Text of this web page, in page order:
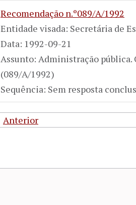
Recomendação n.º089/A/1992
Entidade visada: Secretária de
Data: 1992-09-21
Assunto: Administração pública.
(089/A/1992)
Sequência: Sem resposta
Anterior